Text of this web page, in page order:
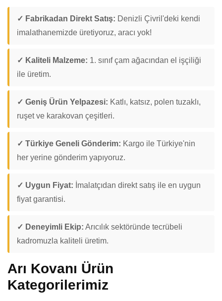
✓ Fabrikadan Direkt Satış: Denizli Çivril'deki kendi
imalathanemizde üretiyoruz, aracı yok!
✓ Kaliteli Malzeme: 1. sınıf çam ağacından el işçiliği
ile üretim.
✓ Geniş Ürün Yelpazesi: Katlı, katsız, polen tuzaklı,
ruşet ve karakovan çeşitleri.
✓ Türkiye Geneli Gönderim: Kargo ile Türkiye'nin
her yerine gönderim yapıyoruz.
✓ Uygun Fiyat: İmalatçıdan direkt satış ile en uygun
fiyat garantisi.
✓ Deneyimli Ekip: Arıcılık sektöründe tecrübeli
kadromuzla kaliteli üretim.
Arı Kovanı Ürün
Kategorilerimiz